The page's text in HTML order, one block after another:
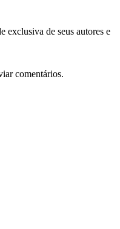
exclusiva de seus autores e
comentários.